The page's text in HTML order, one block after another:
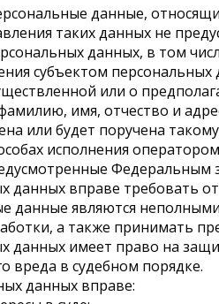
данные,
таких данных не
данных, в том
субъектом
или о
имя, отчество и
или будет поручена
исполнения
данных вправе требовать
данные являются
а также принимать
данных имеет право на
вреда в судебном порядке.
данных вправе: